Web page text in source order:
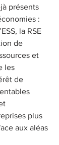
présents
:
la RSE
de
et
les
de
plus
aux aléas